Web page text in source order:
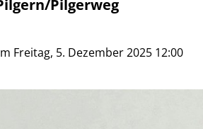
Pilgerweg
Freitag, 5. Dezember 2025 12:00